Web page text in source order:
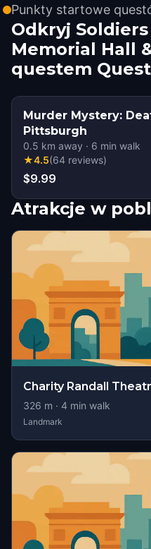
Punkty startowe
Odkryj
Memorial Hall
questem
Murder Mystery:
Pittsburgh
0.5 km away · 6 min walk
★4.5(64 reviews)
$9.99
Atrakcje w
Charity Randall
326 m · 4 min walk
Landmark